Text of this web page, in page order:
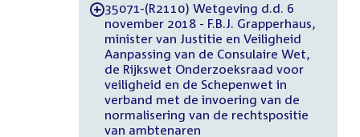
-35071-(R2110) Wetgeving d.d. 6
november 2018 - F.B.J. Grapperhaus,
minister van Justitie en Veiligheid
Aanpassing van de Consulaire Wet,
de Rijkswet Onderzoeksraad voor
veiligheid en de Schepenwet in
verband met de invoering van de
normalisering van de rechtspositie
van ambtenaren